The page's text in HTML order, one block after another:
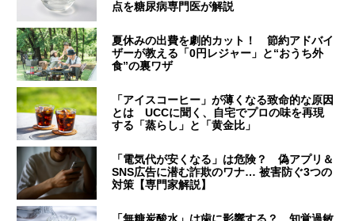
点を糖尿病専門医が解説
夏休みの出費を劇的カット！ 節約アドバイ
ザーが教える「0円レジャー」と“おうち外
食”の裏ワザ
「アイスコーヒー」が薄くなる致命的な原因
とは UCCに聞く、自宅でプロの味を再現
する「蒸らし」と「黄金比」
「電気代が安くなる」は危険？ 偽アプリ＆
SNS広告に潜む詐欺のワナ… 被害防ぐ3つの
対策【専門家解説】